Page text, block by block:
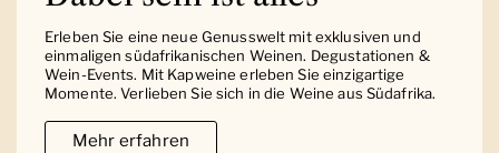
Erleben Sie eine neue Genusswelt mit exklusiven und
einmaligen südafrikanischen Weinen. Degustationen &
Wein-Events. Mit Kapweine erleben Sie einzigartige
Momente. Verlieben Sie sich in die Weine aus Südafrika.
Mehr erfahren